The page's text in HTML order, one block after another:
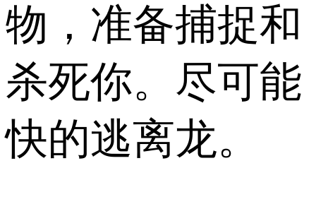
物，准备捕捉和
杀死你。尽可能
快的逃离龙。